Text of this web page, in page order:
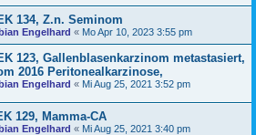
134, Z.n. Seminom
Engelhard « Mo Apr 10, 2023 3:55 pm
123, Gallenblasenkarzinom metastasiert,
2016 Peritonealkarzinose,
Engelhard « Mi Aug 25, 2021 3:52 pm
129, Mamma-CA
Engelhard « Mi Aug 25, 2021 3:40 pm